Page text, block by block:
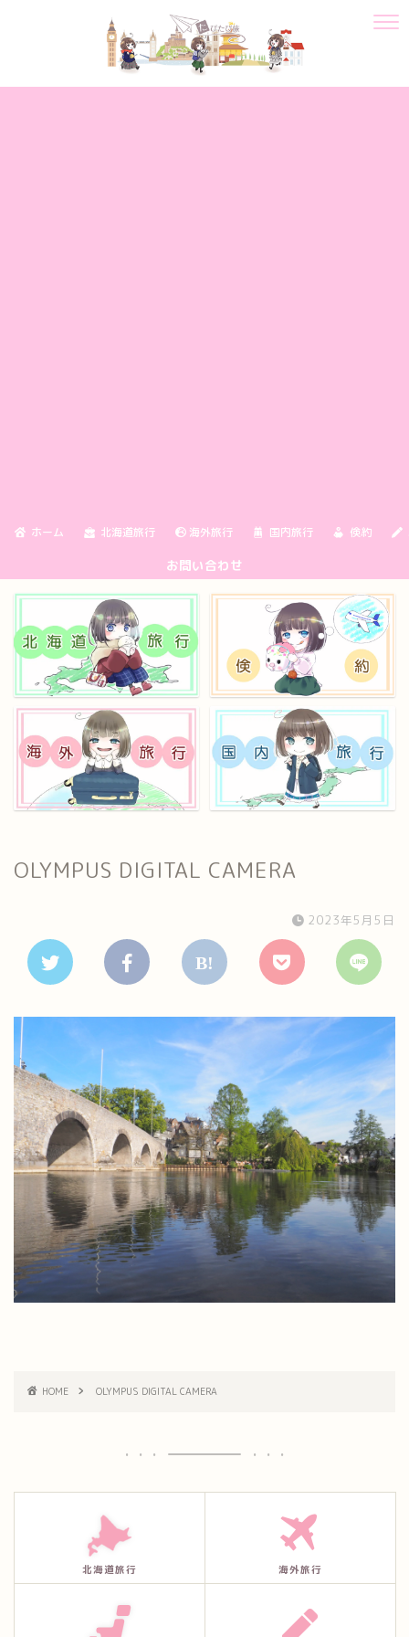
ホーム 北海道旅行 海外旅行 国内旅行 倹約
お問い合わせ
OLYMPUS DIGITAL CAMERA
2023年5月5日
HOME OLYMPUS DIGITAL CAMERA
北海道旅行 海外旅行